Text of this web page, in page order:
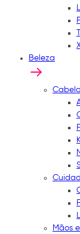
Beleza
Mãos